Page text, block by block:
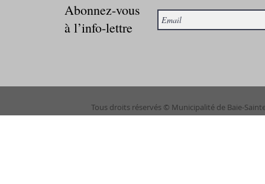
Abonnez-vous
à l’info-lettre
Tous droits réservés © Municipalité de Baie-